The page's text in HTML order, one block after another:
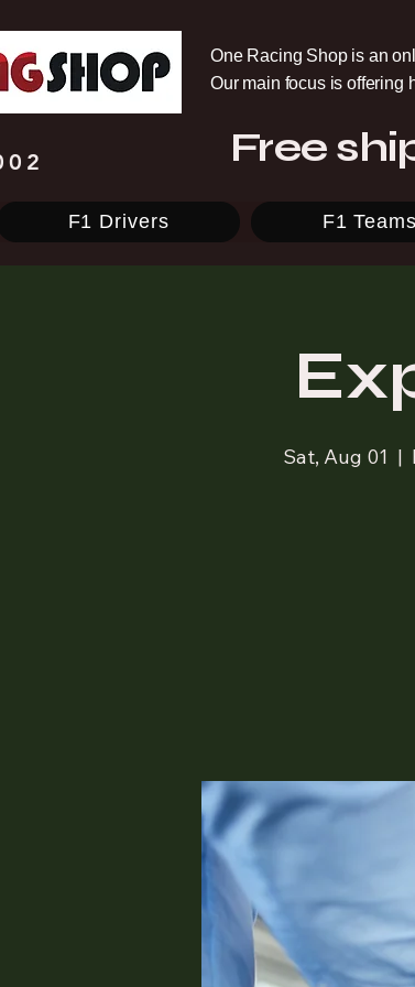
One Racing Shop is an
Our main focus is offering
Free
F1 Drivers F1 Teams
Sat, Aug 01
  |